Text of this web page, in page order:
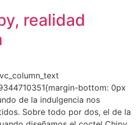
realidad
bottom: 0px
de la indulgencia nos
Sobre todo por dos, el de la